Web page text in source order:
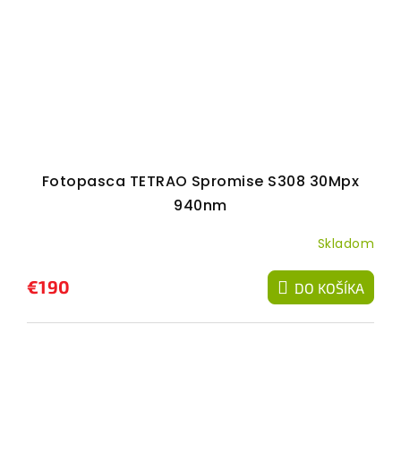
Fotopasca TETRAO Spromise S308 30Mpx
940nm
Skladom
€190 DO KOŠÍKA